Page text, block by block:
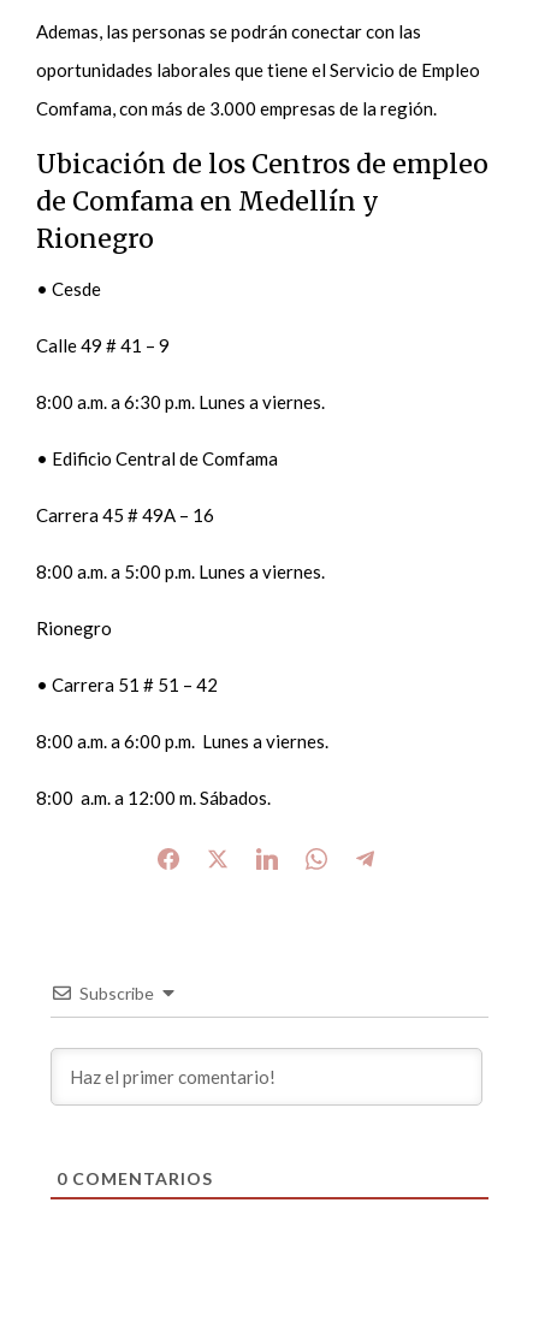
Ademas, las personas se podrán conectar con las
oportunidades laborales que tiene el Servicio de Empleo
Comfama, con más de 3.000 empresas de la región.
Ubicación de los Centros de empleo
de Comfama en Medellín y
Rionegro
• Cesde
Calle 49 # 41 – 9
8:00 a.m. a 6:30 p.m. Lunes a viernes.
• Edificio Central de Comfama
Carrera 45 # 49A – 16
8:00 a.m. a 5:00 p.m. Lunes a viernes.
Rionegro
• Carrera 51 # 51 – 42
8:00 a.m. a 6:00 p.m. Lunes a viernes.
8:00 a.m. a 12:00 m. Sábados.
Subscribe
0COMENTARIOS